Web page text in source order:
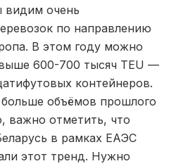
видим очень
по направлению
В этом году можно
600-700 тысяч TEU —
контейнеров.
объёмов прошлого
важно отметить, что
в рамках ЕАЭС
этот тренд. Нужно